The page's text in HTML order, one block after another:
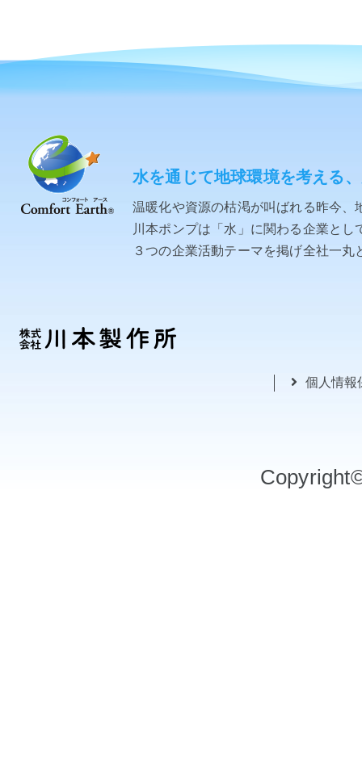
水を通じて地球環境を考える
温暖化や資源の枯渇が叫ばれる昨今
川本ポンプは「水」に関わる企業と
３つの企業活動テーマを掲げ全社一
個人情報